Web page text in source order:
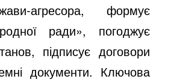
агресора, формує
ради», погоджує
підписує договори
документи. Ключова